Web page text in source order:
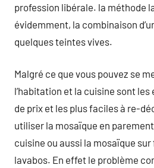
profession libérale. la méthode
évidemment, la combinaison
quelques teintes vives.
Malgré ce que vous pouvez se
l’habitation et la cuisine sont
de prix et les plus faciles à re-
utiliser la mosaïque en
cuisine ou aussi la mosaïque
lavabos. En effet le problème